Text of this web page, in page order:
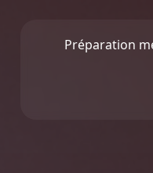
Préparation